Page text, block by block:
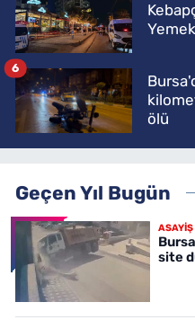
ölü
6
Geçen Yıl Bugün
ASAYİŞ
site